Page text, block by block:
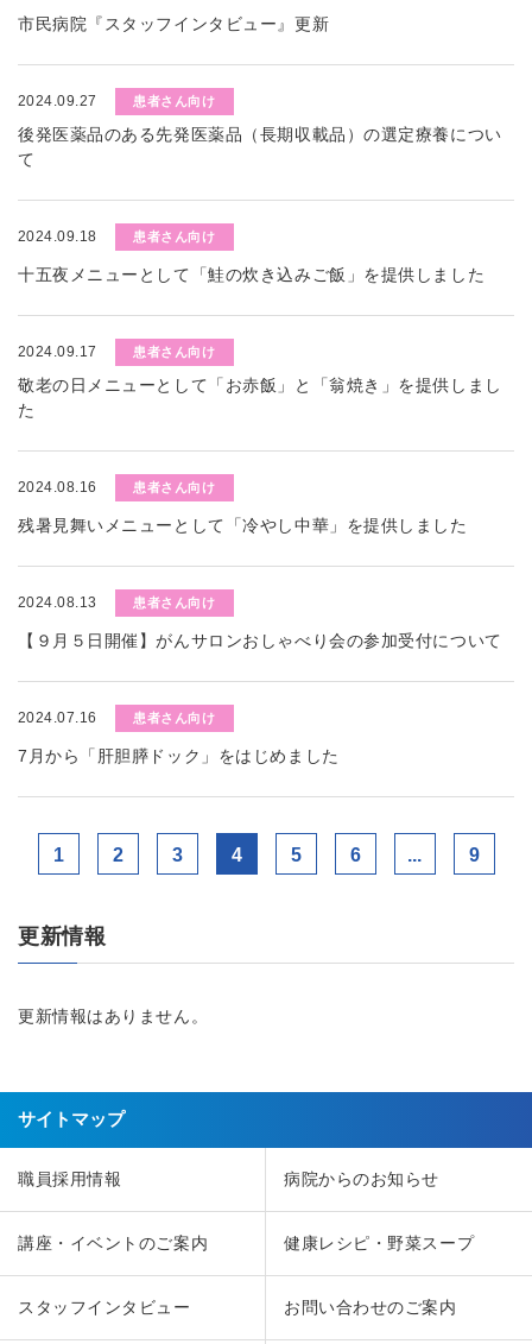
市民病院『スタッフインタビュー』更新
2024.09.27 患者さん向け
後発医薬品のある先発医薬品（長期収載品）の選定療養につい
て
2024.09.18 患者さん向け
十五夜メニューとして「鮭の炊き込みご飯」を提供しました
2024.09.17 患者さん向け
敬老の日メニューとして「お赤飯」と「翁焼き」を提供しまし
た
2024.08.16 患者さん向け
残暑見舞いメニューとして「冷やし中華」を提供しました
2024.08.13 患者さん向け
【９月５日開催】がんサロンおしゃべり会の参加受付について
2024.07.16 患者さん向け
7月から「肝胆膵ドック」をはじめました
1 2 3 4 5 6 ... 9
更新情報
更新情報はありません。
サイトマップ
職員採用情報 病院からのお知らせ
講座・イベントのご案内 健康レシピ・野菜スープ
スタッフインタビュー お問い合わせのご案内